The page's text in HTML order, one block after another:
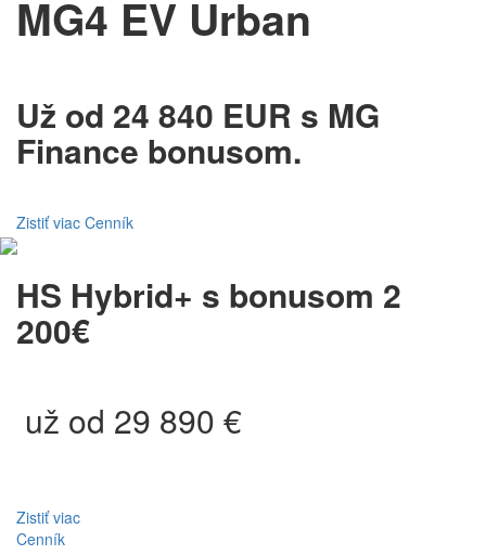
MG4 EV Urban
Už od 24 840 EUR s MG
Finance bonusom.
Zistiť viac Cenník
HS Hybrid+ s bonusom 2
200€
už od 29 890 €
Zistiť viac
Cenník